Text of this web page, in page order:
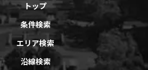
トップ
条件検索
エリア検索
沿線検索